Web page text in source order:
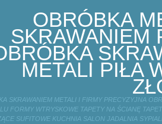
OBRÓBKA
SKRAWANIEM
METALI PIŁA
SKRAWANIEM METALI I FIRMY PRECYZYJNA
FORMY WTRYSKOWE TAPETY NA ŚCIANĘ
SUFITOWE KUCHNIA SALON JADALNIA